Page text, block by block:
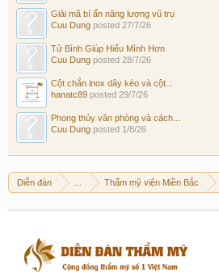
Giải mã bí ẩn năng lượng vũ trụ
Cuu Dung posted 27/7/26
Tử Bình Giúp Hiểu Mình Hơn
Cuu Dung posted 28/7/26
Cột chắn inox dây kéo và cột...
hanatc89 posted 29/7/26
Phong thủy văn phòng và cách...
Cuu Dung posted 1/8/26
Diễn đàn Thẩm mỹ viện Miền Bắc